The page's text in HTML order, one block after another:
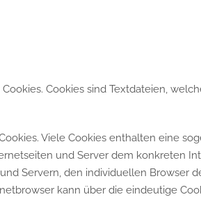
Cookies sind Textdateien,
Viele Cookies enthalten eine
und Server dem konkreten
Servern, den individuellen Browser
kann über die eindeutige